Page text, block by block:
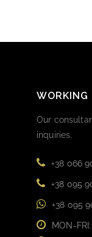
WORKING
Our
inquiries.
+38 066
+38 095
+38 095
MON-